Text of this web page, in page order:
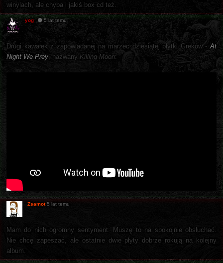
winylach, ale chyba i jakiś box cd też.
yog 5 lat temu
Drugi kawałek z zapowiadanej na marzec dziesiątej płytki Greków - At
Night We Prey , nazwany Killing Moon:
Zsamot 5 lat temu
Mam do nich ogromny sentyment. Muszę to na spokojnie obsłuchać.
Nie chcę zapeszać, ale ostatnie dwie płyty dobrze rokują na kolejny
album.